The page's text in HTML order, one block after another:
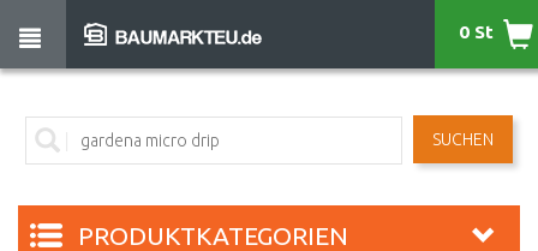
SUCHEN
0 St
PRODUKTKATEGORIEN